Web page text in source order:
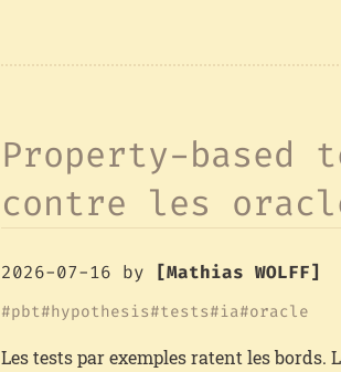
Property-based
contre les
2026-07-16 by [Mathias WOLFF]
pbt hypothesis tests ia oracle
Les tests par exemples ratent les bords.